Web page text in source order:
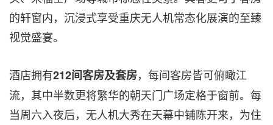
的轩窗内，沉浸式享受重庆无人机常态化展演的至臻
视觉盛宴。
酒店拥有212间客房及套房，每间客房皆可俯瞰江
流，其中半数更将繁华的朝天门广场定格于窗前。每
当周六入夜后，无人机大秀在天幕中铺陈开来，为住